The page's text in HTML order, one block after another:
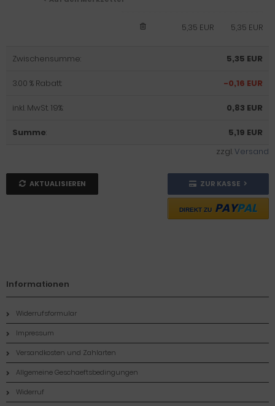
5,35 EUR
5,35 EUR
Zwischensumme: 5,35 EUR
3.00 % Rabatt: -0,16 EUR
inkl. MwSt. 19%: 0,83 EUR
Summe:
5,19 EUR
zzgl.Versand
AKTUALISIEREN ZUR KASSE
DIREKT ZU PAYPAL
Informationen
Widerrufsformular
Impressum
Versandkosten und Zahlarten
Allgemeine Geschaeftsbedingungen
Widerruf